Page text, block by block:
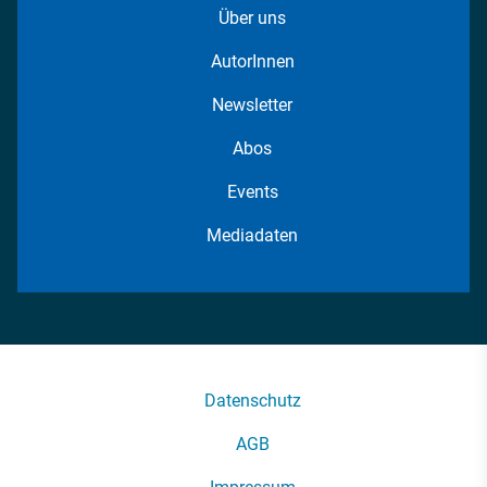
Über uns
AutorInnen
Newsletter
Abos
Events
Mediadaten
Datenschutz
AGB